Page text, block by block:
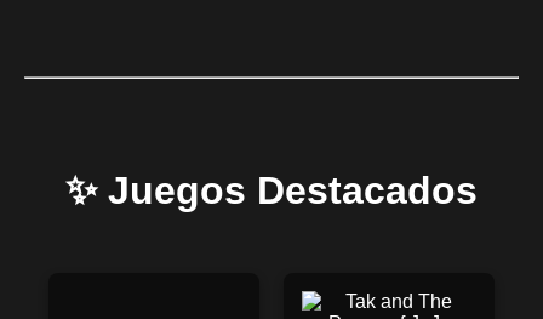
✨ Juegos Destacados